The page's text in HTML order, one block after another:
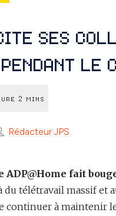
ses
le
Rédacteur JPS
ADP@Home fait
du télétravail massif et
continuer à maintenir